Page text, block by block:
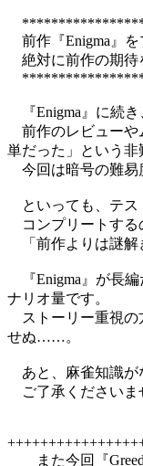
前作『Enigma』を
絶対に前作の期待
『Enigma』に続き
前作のレビューや
単だった」という非
今回は暗号の難易
といっても、テス
コンプリートする
「前作よりは謎解
『Enigma』が長編
ナリオ量です。
ストーリー重視の
せぬ……。
あと、麻雀知識が
ご了承くださいま
また今回『Greed